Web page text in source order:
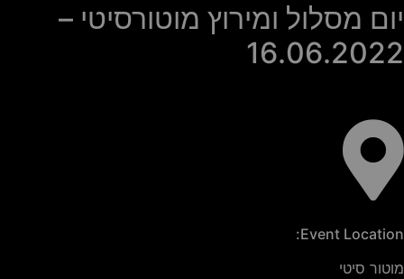
יום מסלול ומירוץ מוטורסיטי –
16.06.2022
Event Location:
מוטור סיטי